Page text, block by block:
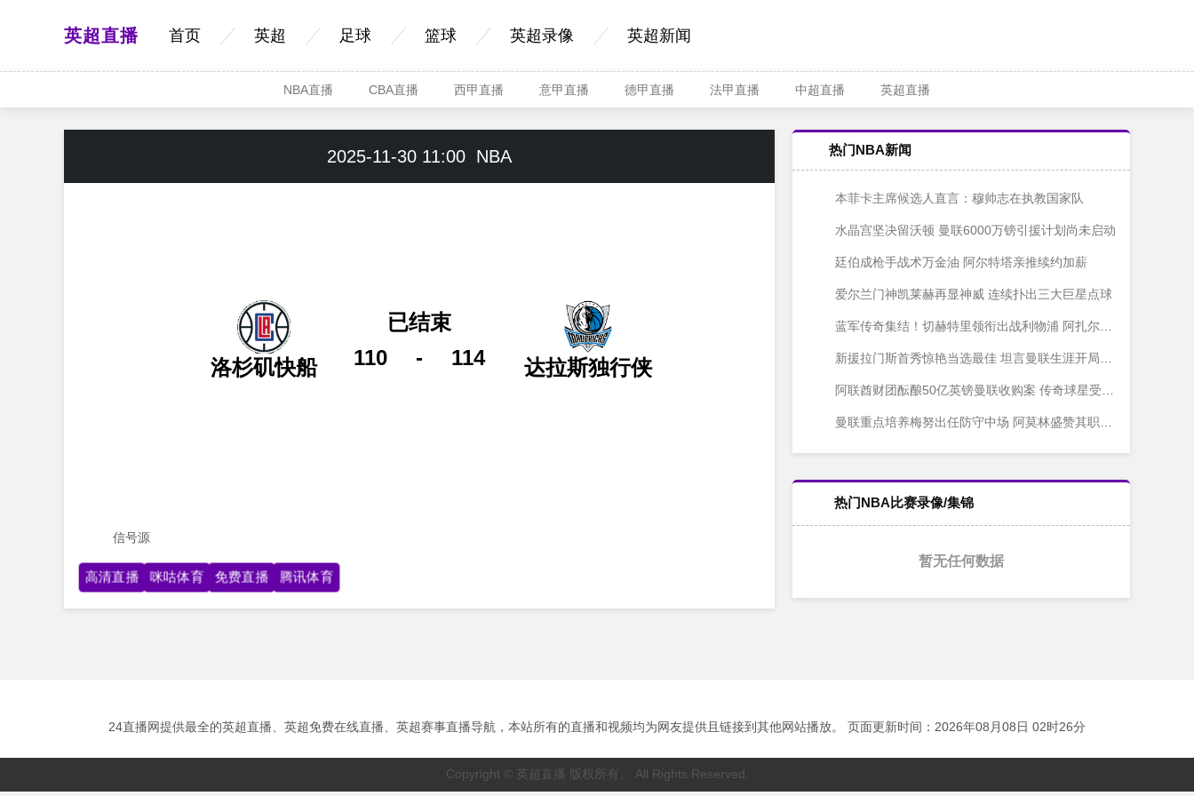
英超直播 首页 英超 足球 篮球 英超录像 英超新闻
NBA直播 CBA直播 西甲直播 意甲直播 德甲直播 法甲直播 中超直播 英超直播
2025-11-30 11:00 NBA
洛杉矶快船 110 - 114
已结束
达拉斯独行侠
信号源
高清直播 咪咕体育 免费直播 腾讯体育
热门NBA新闻
本菲卡主席候选人直言：穆帅志在执教国家队
水晶宫坚决留沃顿 曼联6000万镑引援计划尚未启动
廷伯成枪手战术万金油 阿尔特塔亲推续约加薪
爱尔兰门神凯莱赫再显神威 连续扑出三大巨星点球
蓝军传奇集结！切赫特里领衔出战利物浦 阿扎尔科斯塔强势回归
新援拉门斯首秀惊艳当选最佳 坦言曼联生涯开局顺利
阿联酋财团酝酿50亿英镑曼联收购案 传奇球星受邀加盟
曼联重点培养梅努出任防守中场 阿莫林盛赞其职业态度
热门NBA比赛录像/集锦
暂无任何数据
24直播网提供最全的英超直播、英超免费在线直播、英超赛事直播导航，本站所有的直播和视频均为网友提供且链接到其他网站播放。 页面更新时间：2026年08月08日 02时26分
Copyright © 英超直播 版权所有。 All Rights Reserved.